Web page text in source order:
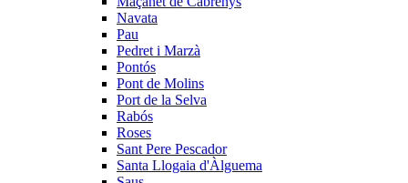
Navata
Pau
Pedret i Marzà
Pontós
Pont de Molins
Port de la Selva
Rabós
Roses
Sant Pere Pescador
Santa Llogaia d'Àlguema